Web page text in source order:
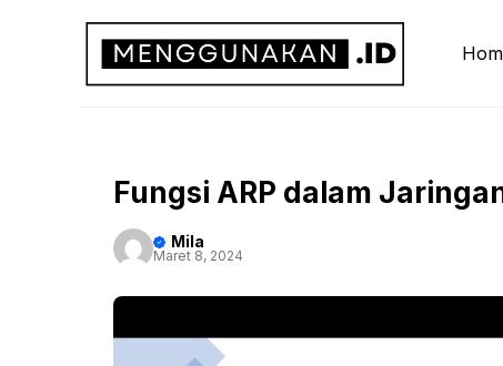
Fungsi ARP dalam
Mila
Maret 8, 2024